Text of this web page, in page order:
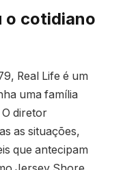
o cotidiano
Real Life é um
uma família
diretor
as situações,
que antecipam